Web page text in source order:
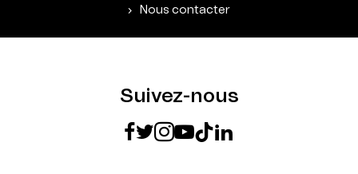
Nous contacter
Suivez-nous